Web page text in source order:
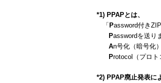
*1) PPAPとは、
「 Password付き
Passwordを送り
An号化（暗号化）
Protocol（プロト
*2) PPAP廃止発表に